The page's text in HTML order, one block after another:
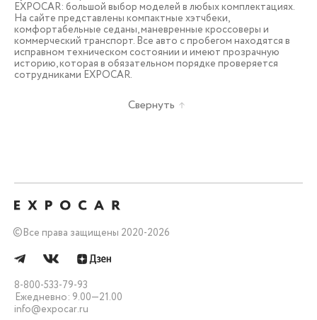
EXPOCAR: большой выбор моделей в любых комплектациях.
На сайте представлены компактные хэтчбеки,
комфортабельные седаны, маневренные кроссоверы и
коммерческий транспорт. Все авто с пробегом находятся в
исправном техническом состоянии и имеют прозрачную
историю, которая в обязательном порядке проверяется
сотрудниками EXPOCAR.
Свернуть
©Все права защищены 2020-2026
8-800-533-79-93
Ежедневно: 9.00—21.00
info@expocar.ru